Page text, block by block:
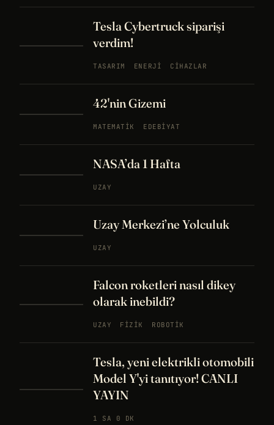
Tesla Cybertruck siparişi
verdim!
TASARIM ENERJI CIHAZLAR
42'nin Gizemi
MATEMATIK EDEBIYAT
NASA’da 1 Hafta
UZAY
Uzay Merkezi’ne Yolculuk
UZAY
Falcon roketleri nasıl dikey
olarak inebildi?
UZAY FIZIK ROBOTIK
Tesla, yeni elektrikli otomobili
Model Y'yi tanıtıyor! CANLI
YAYIN
1 SA 0 DK